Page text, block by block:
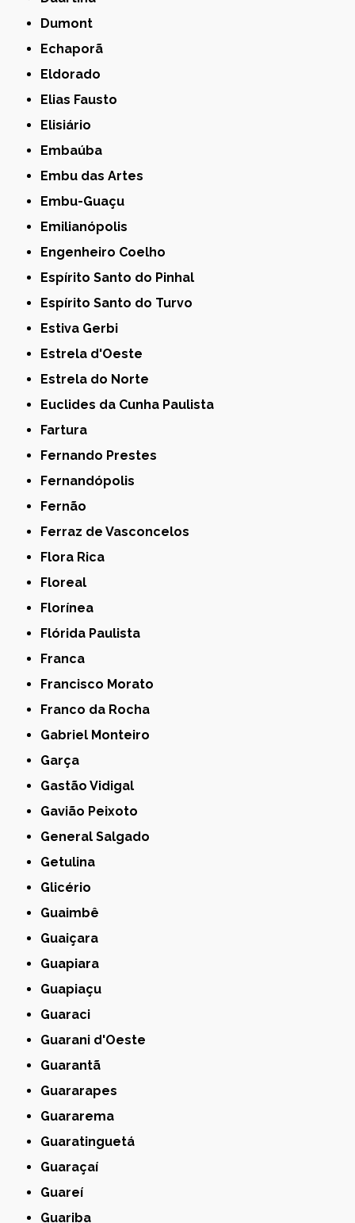
Dumont
Echaporã
Eldorado
Elias Fausto
Elisiário
Embaúba
Embu das Artes
Embu-Guaçu
Emilianópolis
Engenheiro Coelho
Espírito Santo do Pinhal
Espírito Santo do Turvo
Estiva Gerbi
Estrela d'Oeste
Estrela do Norte
Euclides da Cunha Paulista
Fartura
Fernando Prestes
Fernandópolis
Fernão
Ferraz de Vasconcelos
Flora Rica
Floreal
Florínea
Flórida Paulista
Franca
Francisco Morato
Franco da Rocha
Gabriel Monteiro
Garça
Gastão Vidigal
Gavião Peixoto
General Salgado
Getulina
Glicério
Guaimbê
Guaiçara
Guapiara
Guapiaçu
Guaraci
Guarani d'Oeste
Guarantã
Guararapes
Guararema
Guaratinguetá
Guaraçaí
Guareí
Guariba